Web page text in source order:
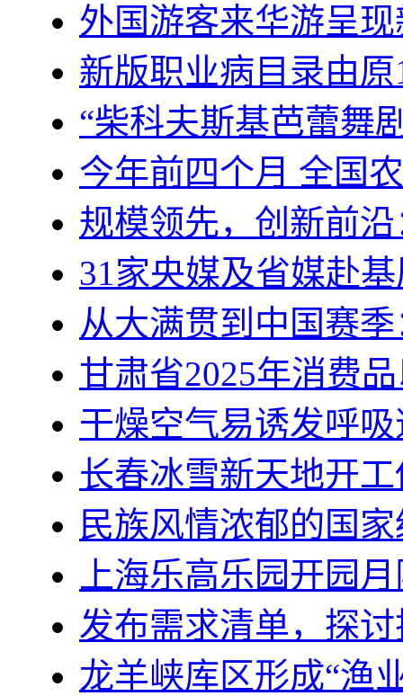
外国游客来华游呈
新版职业病目录由原
“柴科夫斯基芭蕾舞
今年前四个月 全国
规模领先，创新前
31家央媒及省媒赴
从大满贯到中国赛
甘肃省2025年消费
干燥空气易诱发呼
长春冰雪新天地开
民族风情浓郁的国
上海乐高乐园开园
发布需求清单，探
龙羊峡库区形成“渔